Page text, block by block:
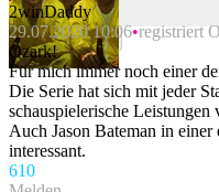
Beitrag melden
2winDaddy
29.07.2020 10:06 registriert
Ozark!
Für mich immer noch einer
Die Serie hat sich mit jeder
schauspielerische Leistungen
Auch Jason Bateman in einer
interessant.
610